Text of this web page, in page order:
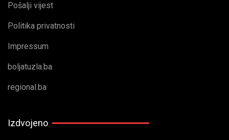
Pošalji vijest
Politika privatnosti
Impressum
boljatuzla.ba
regional.ba
Izdvojeno